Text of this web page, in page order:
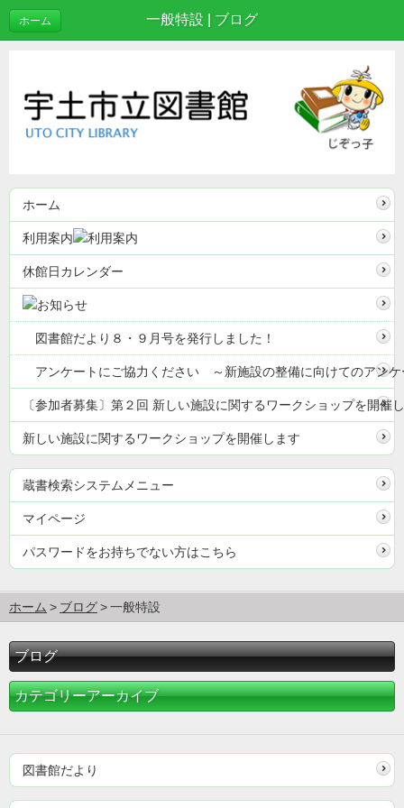
一般特設 | ブログ
ホーム
ホーム
利用案内
休館日カレンダー
図書館だより８・９月号を発行しました！
アンケートにご協力ください ～新施設の整備に向けてのアンケ
〔参加者募集〕第２回 新しい施設に関するワークショップを開催
新しい施設に関するワークショップを開催します
蔵書検索システムメニュー
マイページ
パスワードをお持ちでない方はこちら
ホーム ブログ 一般特設
ブログ
カテゴリーアーカイブ
図書館だより